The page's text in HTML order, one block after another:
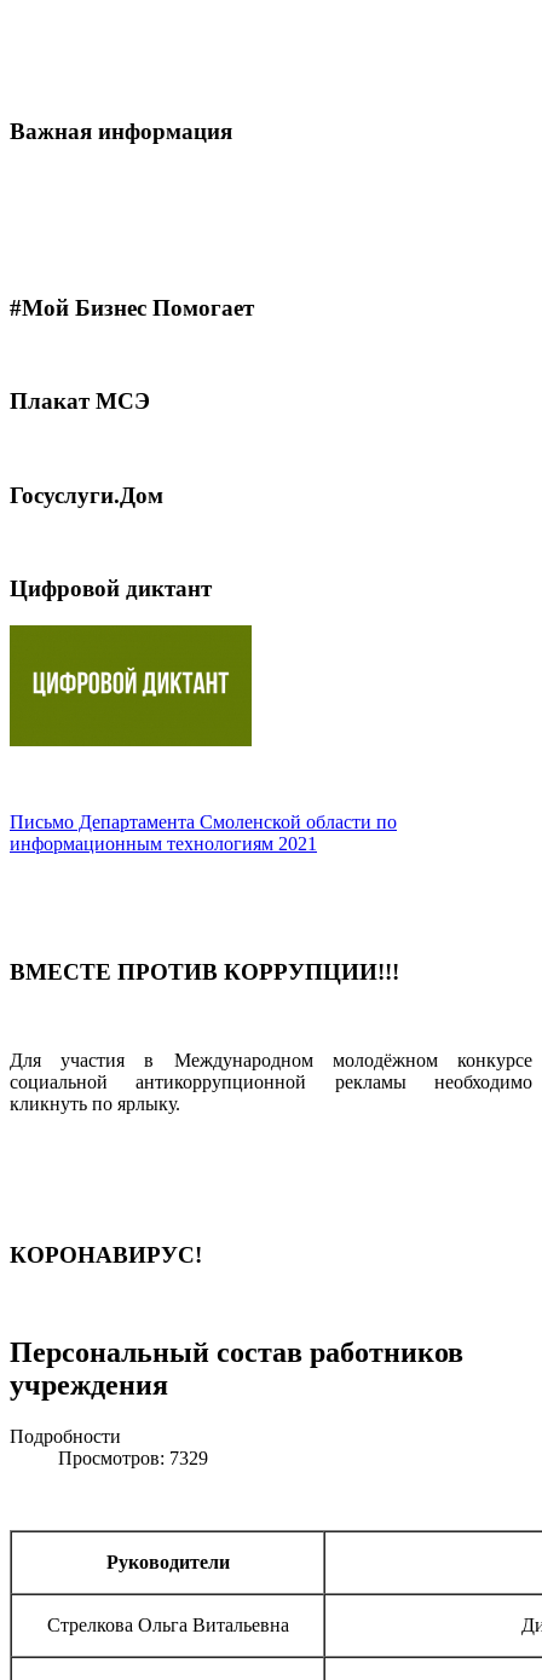
Важная информация
#Мой Бизнес Помогает
Плакат МСЭ
Госуслуги.Дом
Цифровой диктант
Письмо Департамента Смоленской области по
информационным технологиям 2021
ВМЕСТЕ ПРОТИВ КОРРУПЦИИ!!!
Для участия в Международном молодёжном конкурсе
социальной антикоррупционной рекламы необходимо
кликнуть по ярлыку.
КОРОНАВИРУС!
Персональный состав работников
учреждения
Подробности
Просмотров: 7329
Руководители
Стрелкова Ольга Витальевна